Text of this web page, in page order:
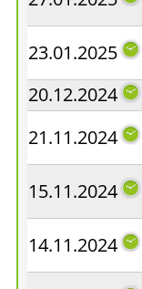
23.01.2025
20.12.2024
21.11.2024
15.11.2024
14.11.2024